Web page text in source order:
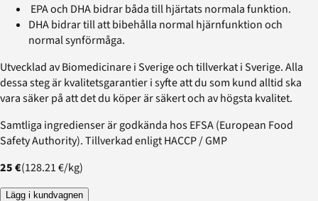
EPA och DHA bidrar båda till hjärtats normala funktion.
DHA bidrar till att bibehålla normal hjärnfunktion och
normal synförmåga.
Utvecklad av Biomedicinare i Sverige och tillverkat i Sverige. Alla
dessa steg är kvalitetsgarantier i syfte att du som kund alltid ska
vara säker på att det du köper är säkert och av högsta kvalitet.
Samtliga ingredienser är godkända hos EFSA (European Food
Safety Authority). Tillverkad enligt HACCP / GMP
25 €(128.21 €/kg)
Lägg i kundvagnen